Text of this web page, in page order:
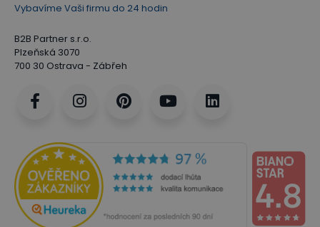
Vybavíme Vaši firmu do 24 hodin
B2B Partner s.r.o.
Plzeňská 3070
700 30 Ostrava - Zábřeh